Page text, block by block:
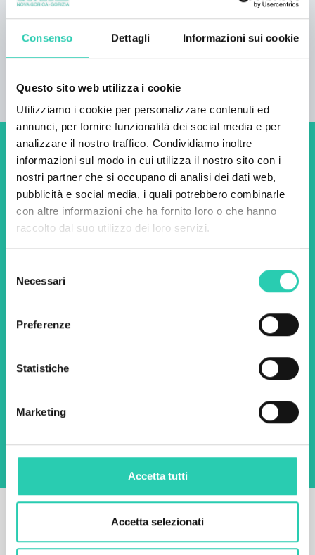
Consenso Dettagli Informazioni sui cookie
Questo sito web utilizza i cookie
Utilizziamo i cookie per personalizzare contenuti ed
annunci, per fornire funzionalità dei social media e per
analizzare il nostro traffico. Condividiamo inoltre
informazioni sul modo in cui utilizza il nostro sito con i
nostri partner che si occupano di analisi dei dati web,
pubblicità e social media, i quali potrebbero combinarle
con altre informazioni che ha fornito loro o che hanno
raccolto dal suo utilizzo dei loro servizi.
delNecessari
Preferenze
Statistiche
Marketing
Accetta tutti
Accetta selezionati
scriviamo storie ed esperienze...
Non perderti i prossimi
eventi! Iscriviti alla
newsletter di GO! 2025 per
scoprire tutte le nostre
l'archiviazione e la gestione dei dati su questo
sito web.